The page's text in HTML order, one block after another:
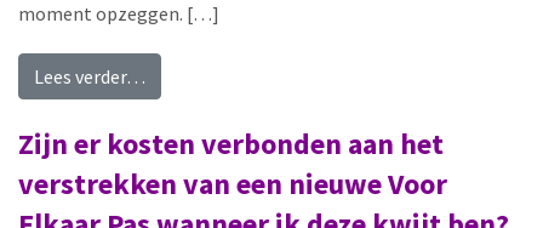
moment opzeggen. […]
Lees verder…
Zijn er kosten verbonden aan het
verstrekken van een nieuwe Voor